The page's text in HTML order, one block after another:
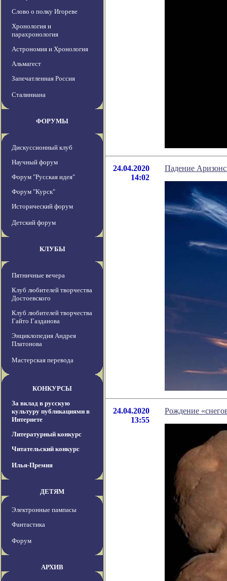
Слово о полку Игореве
Хронология и
парахронология
Астрономия и Хронология
Альмагест
Запечатленная Россия
Сталиниана
ФОРУМЫ
Дискуссионный клуб
Научный форум
Форум "Русская идея"
Форум "Курск"
Исторический форум
Детский форум
КЛУБЫ
Пятничные вечера
Клуб любителей творчества
Достоевского
Клуб любителей творчества
Гайто Газданова
Энциклопедия Андрея
Платонова
Мастерская перевода
КОНКУРСЫ
За вклад в русскую
культуру публикациями в
Интернете
Литературный конкурс
Читательский конкурс
Илья-Премия
ДЕТЯМ
Электронные пампасы
Фантастика
Форум
АРХИВ
24.04.2020
14:02
Падение
24.04.2020
13:55
Рождение